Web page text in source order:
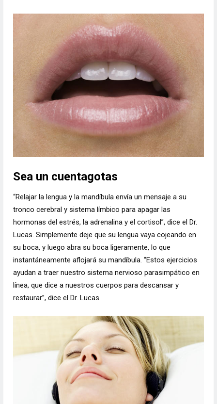
Sea un cuentagotas
“Relajar la lengua y la mandíbula envía un mensaje a su
tronco cerebral y sistema límbico para apagar las
hormonas del estrés, la adrenalina y el cortisol”, dice el Dr.
Lucas. Simplemente deje que su lengua vaya cojeando en
su boca, y luego abra su boca ligeramente, lo que
instantáneamente aflojará su mandíbula. “Estos ejercicios
ayudan a traer nuestro sistema nervioso parasimpático en
línea, que dice a nuestros cuerpos para descansar y
restaurar”, dice el Dr. Lucas.